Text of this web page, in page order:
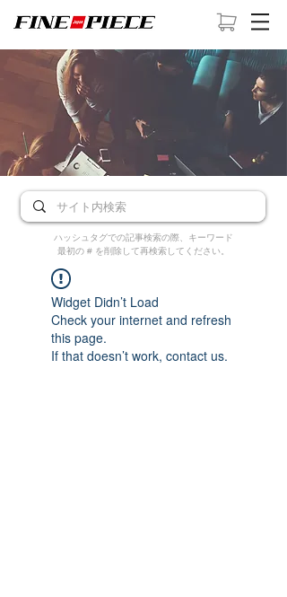
ハッシュタグでの記事検索の際、キーワード
最初の # を削除して再検索してください。
Widget Didn’t Load
Check your internet and refresh
this page.
If that doesn’t work, contact us.